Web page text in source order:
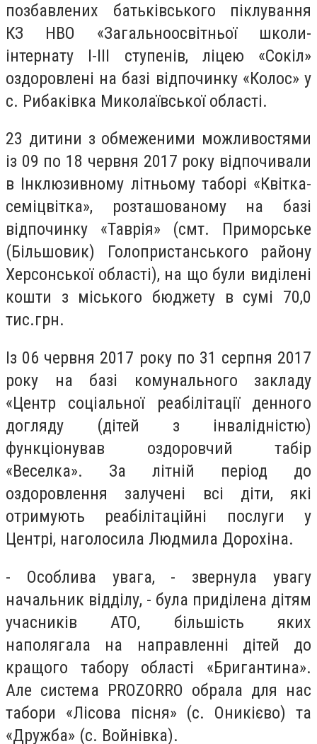
позбавлених батьківського піклування
КЗ НВО «Загальноосвітньої школи-
інтернату І-ІІІ ступенів, ліцею «Сокіл»
оздоровлені на базі відпочинку «Колос» у
с. Рибаківка Миколаївської області.
23 дитини з обмеженими можливостями
із 09 по 18 червня 2017 року відпочивали
в Інклюзивному літньому таборі «Квітка-
семіцвітка», розташованому на базі
відпочинку «Таврія» (смт. Приморське
(Більшовик) Голопристанського району
Херсонської області), на що були виділені
кошти з міського бюджету в сумі 70,0
тис.грн.
Із 06 червня 2017 року по 31 серпня 2017
року на базі комунального закладу
«Центр соціальної реабілітації денного
догляду (дітей з інвалідністю)
функціонував оздоровчий табір
«Веселка». За літній період до
оздоровлення залучені всі діти, які
отримують реабілітаційні послуги у
Центрі, наголосила Людмила Дорохіна.
- Особлива увага, - звернула увагу
начальник відділу, - була приділена дітям
учасників АТО, більшість яких
наполягала на направленні дітей до
кращого табору області «Бригантина».
Але система PROZORRO обрала для нас
табори «Лісова пісня» (с. Оникієво) та
«Дружба» (с. Войнівка).